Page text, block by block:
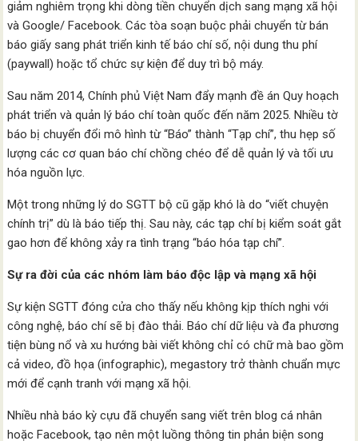
giảm nghiêm trọng khi dòng tiền chuyển dịch sang mạng xã hội
và Google/ Facebook. Các tòa soạn buộc phải chuyển từ bán
báo giấy sang phát triển kinh tế báo chí số, nội dung thu phí
(paywall) hoặc tổ chức sự kiện để duy trì bộ máy.
Sau năm 2014, Chính phủ Việt Nam đẩy mạnh đề án Quy hoạch
phát triển và quản lý báo chí toàn quốc đến năm 2025. Nhiều tờ
báo bị chuyển đổi mô hình từ “Báo” thành “Tạp chí”, thu hẹp số
lượng các cơ quan báo chí chồng chéo để dễ quản lý và tối ưu
hóa nguồn lực.
Một trong những lý do SGTT bộ cũ gặp khó là do “viết chuyện
chính trị” dù là báo tiếp thị. Sau này, các tạp chí bị kiểm soát gắt
gao hơn để không xảy ra tình trạng “báo hóa tạp chí”.
Sự ra đời của các nhóm làm báo độc lập và mạng xã hội
Sự kiện SGTT đóng cửa cho thấy nếu không kịp thích nghi với
công nghệ, báo chí sẽ bị đào thải. Báo chí dữ liệu và đa phương
tiện bùng nổ và xu hướng bài viết không chỉ có chữ mà bao gồm
cả video, đồ họa (infographic), megastory trở thành chuẩn mực
mới để cạnh tranh với mạng xã hội.
Nhiều nhà báo kỳ cựu đã chuyển sang viết trên blog cá nhân
hoặc Facebook, tạo nên một luồng thông tin phản biện song